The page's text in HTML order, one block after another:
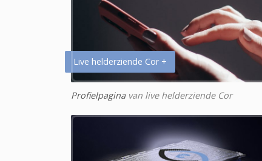
Live helderziende Cor +
Profielpaginavan live helderziende Cor